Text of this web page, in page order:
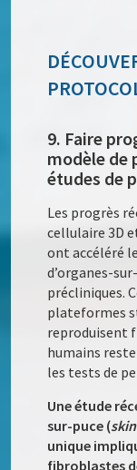
9. Faire
modèle de
études de
Les progrès
cellulaire 3D
ont accéléré
d’organes-
précliniques.
plateformes
reproduisent
humains
les tests de
Une étude
sur-puce (
unique
fibroblastes